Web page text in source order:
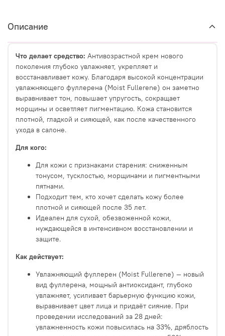
Описание
Что делает средство: Антивозрастной крем нового
поколения глубоко увлажняет, укрепляет и
восстанавливает кожу. Благодаря высокой концентрации
увлажняющего фуллерена (Moist Fullerene) он заметно
выравнивает тон, повышает упругость, сокращает
морщины и осветляет пигментацию. Кожа становится
плотной, гладкой и сияющей, как после качественного
ухода в салоне.
Для кого:
Для кожи с признаками старения: сниженным
тонусом, тусклостью, морщинами и пигментными
пятнами.
Подходит тем, кто хочет сделать кожу более
плотной и сияющей после 35 лет.
Идеален для сухой, обезвоженной кожи,
нуждающейся в интенсивном восстановлении и
защите.
Как действует:
Увлажняющий фуллерен (Moist Fullerene) — новый
вид фуллерена, мощный антиоксидант, глубоко
увлажняет, усиливает барьерную функцию кожи,
выравнивает цвет лица и придаёт сияние. При
проведении исследований за 28 дней:
увлажненность кожи повысилась на 33%, дряблость